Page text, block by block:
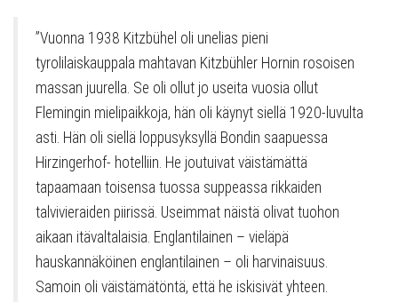
”Vuonna 1938 Kitzbühel oli unelias pieni
tyrolilaiskauppala mahtavan Kitzbühler Hornin rosoisen
massan juurella. Se oli ollut jo useita vuosia ollut
Flemingin mielipaikkoja, hän oli käynyt siellä 1920-luvulta
asti. Hän oli siellä loppusyksyllä Bondin saapuessa
Hirzingerhof- hotelliin. He joutuivat väistämättä
tapaamaan toisensa tuossa suppeassa rikkaiden
talvivieraiden piirissä. Useimmat näistä olivat tuohon
aikaan itävaltalaisia. Englantilainen – vieläpä
hauskannäköinen englantilainen – oli harvinaisuus.
Samoin oli väistämätöntä, että he iskisivät yhteen.